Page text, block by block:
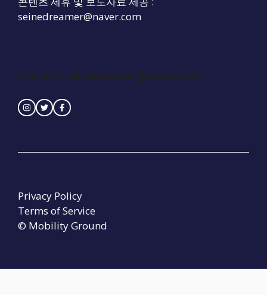
seinedreamer@naver.com
Contact : seinedreamer@naver.com
© Mobility Ground
Privacy Policy
Terms of Service